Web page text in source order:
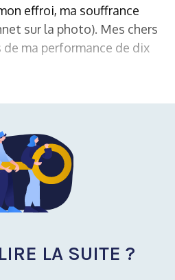
effroi, ma souffrance
sur la photo). Mes chers
ma performance de dix
LA SUITE ?